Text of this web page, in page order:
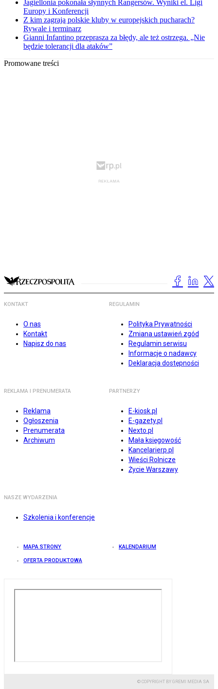
Jagiellonia pokonała słynnych Rangersów. Wyniki el. Ligi
Europy i Konferencji
Z kim zagrają polskie kluby w europejskich pucharach?
Rywale i terminarz
Gianni Infantino przeprasza za błędy, ale też ostrzega. „Nie
będzie tolerancji dla ataków”
Promowane treści
KONTAKT
O nas
Kontakt
Napisz do nas
REGULAMIN
Polityka Prywatności
Zmiana ustawień zgód
Regulamin serwisu
Informacje o nadawcy
Deklaracja dostępności
REKLAMA I PRENUMERATA
Reklama
Ogłoszenia
Prenumerata
Archiwum
PARTNERZY
E-kiosk.pl
E-gazety.pl
Nexto.pl
Mała księgowość
Kancelarierp.pl
Wieści Rolnicze
Życie Warszawy
NASZE WYDARZENIA
Szkolenia i konferencje
MAPA STRONY KALENDARIUM
OFERTA PRODUKTOWA
© COPYRIGHT BY GREMI MEDIA SA